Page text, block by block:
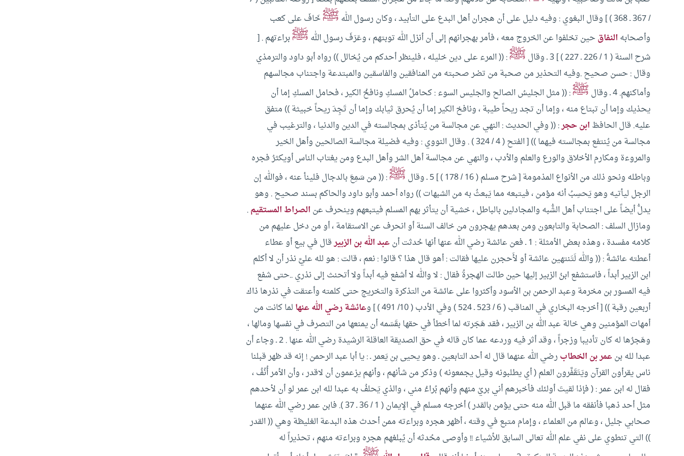
/ 367 ـ 368 ) ] وقال البغوي : وفيه دليل على أن هجران أهل البدع على التأبيد ، وكان رسول الله
ﷺخَافَ على كعب
وأصحابه النفاق حين تخلفوا عن الخروج معه ، فأمر بهجرانهم إلى أن أنزل الله توبتهم ، وعَرَفَ رسول الله ﷺبراءتهم . [
شرح السنة ( 1 / 226 ـ 227 ) ]
3 ـ وقال ﷺ: (( المرء على دين خليله ، فلينظر أحدكم من يُخالل )) رواه أبو داود والترمذي
وقال : حسن صحيح .وفيه التحذير من صحبة من تضر صحبته من المنافقين والفاسقين والمبتدعة واجتناب مجالسهم
وأماكنهم.4 ـ وقال ﷺ: (( مثل الجليسُ الصالح والجليس السوء : كحاملُ المسكِ ونافخُ الكير ، فحامل المسكِ إما أن
يحذيك وإما أن تبتاع منه ، وإما أن تجد ريحاً طيبة ، ونافخ الكير إما أن يُحرق ثيابك وإما أن تَجِدَ ريحاً خبيثة )) متفق
عليه. قال الحافظ ابن حجر: (( وفي الحديث : النهي عن مجالسة من يُتأذى بمجالسته في الدين والدنيا ، والترغيب في
مجالسة من يُنتفع بمجالسته فيهما )) [ الفتح ( 4 / 324 ) .
وقال النووي : وفيه فضيلة مجالسة الصالحين وأهل الخير
والمروءة ومكارم الأخلاق والورع والعلم والأدب ، والنهي عن مجالسة أهل الشر وأهل البدع ومن يغتاب الناس أويكثرُ فجره
وباطله ونحو ذلك من الأنواع المذمومة [ شرح مسلم ( 16 / 178 ) ]
5 ـ وقال ﷺ: (( من سَمِعَ بالدجال فلينأ عنه ، فوالله إن
الرجل ليأتيه وهو يَحسِبُ أنه مؤمن ، فيتبعه مما يَبعثُ به من الشبهات )) رواه أحمد وأبو داود والحاكم بسند صحيح . وهو
يدلُّ أيضاً على اجتناب أهل الشُّبه والمجادلين بالباطل ، خشية أن يتأثر بهم المسلم فيتبعهم وينحرف عن الصراط المستقيم.
ومازال السلف : الصحابة والتابعون ومن بعدهم يهجرون من خالف السنة أو انحرف عن الاستقامة ، أو من دخل عليهم من
كلامه مفسدة ، وهذه بعض الأمثلة : 1 ـ فعن عائشة رضي الله عنها أنها حُدثت أن عبد الله بن الزبيرقال في بيع أو عطاء
أعطته عائشةُ : (( والله لَتَنتهين عائشة أو لأَحجرن عليها فقالت : أهو قال هذا ؟ قالوا : نعم ، قالت : هو لله عليَّ نذر أن لا أكلم
ابن الزبير أبداً ، فاستشفع ابنُ الزبير إليها حين طالت الهجرةُ فقال : لا والله لا أشفع فيه أبداً ولا أتحنث إلى نذري ..حتى شفع
فيه المسور بن مخرمة وعبد الرحمن بن الأسود وأكثروا على عائشة من التذكرة والتخريج حتى كلمته وأعتقت في نذرها ذاك
أربعين رقبة )) [ أخرجه البخاري في المناقب ( 6 / 523 ـ 524 ) وفي الأدب ( 10/ 491 ) ] و
عائشة رضي الله عنها لما كانت من
أمهات المؤمنين وهي خالة عبد الله بن الزبير ، فقد هَجَرته لما أخطأ في حقها بقَسَمه أن يمنعها من التصرف في نفسها ومالها ،
وهَجرُها له كان تأديبا وزجراً ، وقد أثر فيه وردعه عما كان قاله في حق الصديقة العاقلة الرشيدة رضي الله عنها . 2 ـ وجاء أن
عبدا لله بنعمر بن الخطاب رضي الله عنهما قال له أحد التابعين ـ وهو يحيى بن يَعمر ـ : يا أبا عبد الرحمن ! إنه قد ظهر قبلنا
ناس يقرأون القرآن ويَتَقَفَّرون العلم ( أي يطلبونه وقيل يجمعونه ) وذكر من شأنهم ، وأنهم يزعمون أن لاقدر ، وأن الأمر أُنُفُ ،
فقال له ابن عمر : ( فإذا لقيتَ أولئك فأخبرهم أني بريْ منهم وأنهم بُراءُ مني ، والذي يَحلفُ به عبدا لله ابن عمر لو أن لأحدهم
مثل أحد ذهبا فأنفقه ما قبل الله منه حتى يؤمن بالقدر ) أخرجه مسلم في الإيمان ( 1 / 36 ـ 37 ).
فابن عمر رضي الله عنهما
صحابي جليل ، وعالم من العلماء ، وإمام متبع في وقته ، أظهر هجره وبراءته ممن أحدث هذه البدعة الغليظة وهي (( القدر
)) التي تنطوي على نفي علم الله تعالى السابق للأشياء !! وأوصى محُدثه أن يُبلغهم هجره وبراءته منهم ، تحذيراً له